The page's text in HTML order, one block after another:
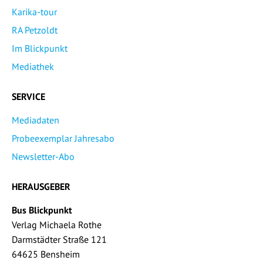
Karika-tour
RA Petzoldt
Im Blickpunkt
Mediathek
SERVICE
Mediadaten
Probeexemplar Jahresabo
Newsletter-Abo
HERAUSGEBER
Bus Blickpunkt
Verlag Michaela Rothe
Darmstädter Straße 121
64625 Bensheim